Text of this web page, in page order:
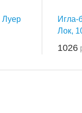
Луер
Игла-
Лок,
1026